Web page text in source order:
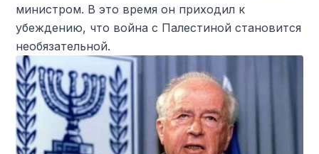
министром. В это время он приходил к
убеждению, что война с Палестиной становится
необязательной.